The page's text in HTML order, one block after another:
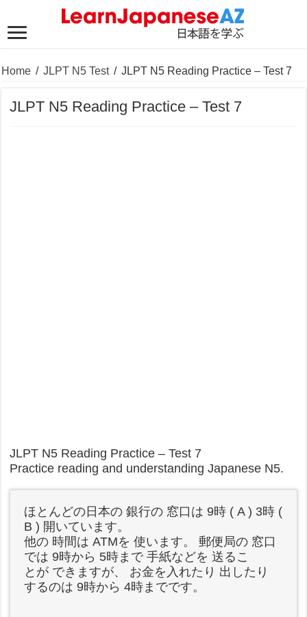
Home / JLPT N5 Test / JLPT N5 Reading Practice – Test 7
JLPT N5 Reading Practice – Test 7
JLPT N5 Reading Practice – Test 7
Practice reading and understanding Japanese N5.
ほとんどの日本の 銀行の 窓口は 9時 ( A ) 3時 (
B ) 開いています。
他の 時間は ATMを 使います。 郵便局の 窓口
では 9時から 5時まで 手紙などを 送るこ
とが できますが、 お金を入れたり 出したり
するのは 9時から 4時までです。